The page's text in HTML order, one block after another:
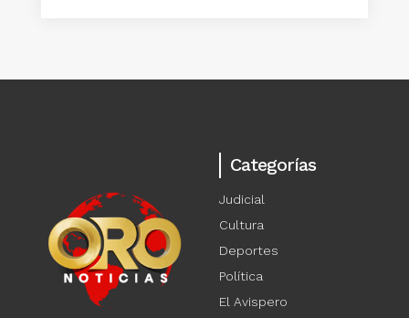
Categorías
Judicial
Cultura
Deportes
Política
El Avispero